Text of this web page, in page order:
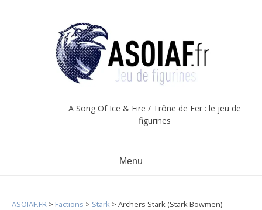
A Song Of Ice & Fire / Trône de Fer : le jeu de
figurines
Menu
ASOIAF.FR > Factions > Stark > Archers Stark (Stark Bowmen)